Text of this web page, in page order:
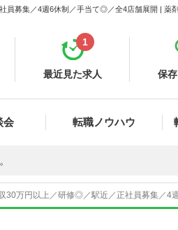
募集／4週6休制／手当て◎／全4店舗展開 | 薬
最近見た求人
1
保
会 転職ノウハウ
30万円以上／研修◎／駅近／正社員募集／